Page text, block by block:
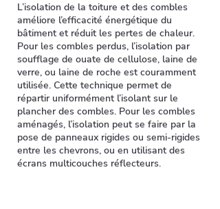
L’isolation de la toiture et des combles
améliore l’efficacité énergétique du
bâtiment et réduit les pertes de chaleur.
Pour les combles perdus, l’isolation par
soufflage de ouate de cellulose, laine de
verre, ou laine de roche est couramment
utilisée. Cette technique permet de
répartir uniformément l’isolant sur le
plancher des combles. Pour les combles
aménagés, l’isolation peut se faire par la
pose de panneaux rigides ou semi-rigides
entre les chevrons, ou en utilisant des
écrans multicouches réflecteurs.